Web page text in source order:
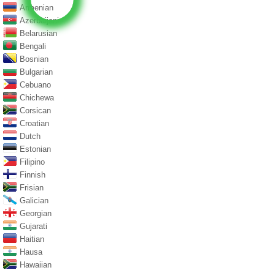
Armenian
Azerbaijani
Belarusian
Bengali
Bosnian
Bulgarian
Cebuano
Chichewa
Corsican
Croatian
Dutch
Estonian
Filipino
Finnish
Frisian
Galician
Georgian
Gujarati
Haitian
Hausa
Hawaiian